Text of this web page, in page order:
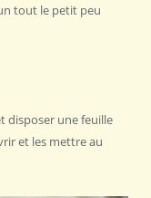
tout le petit peu
disposer une feuille
et les mettre au